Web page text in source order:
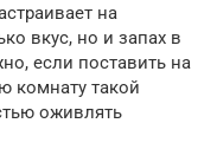
на
вкус, но и запах в
если поставить на
комнату такой
оживлять